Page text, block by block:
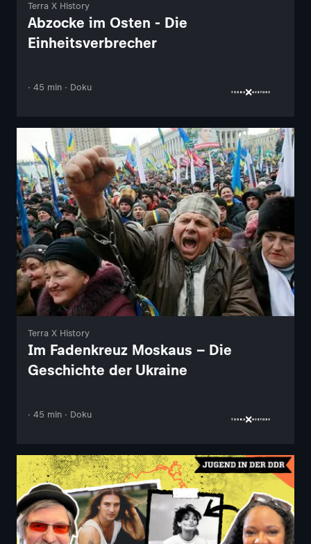
Terra X History
Abzocke im Osten - Die
Einheitsverbrecher
· 45 min · Doku
Terra X History
Im Fadenkreuz Moskaus – Die
Geschichte der Ukraine
· 45 min · Doku